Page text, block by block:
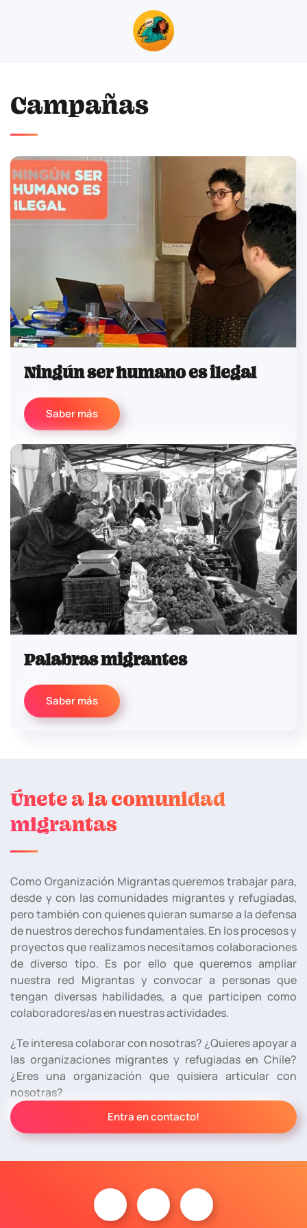
Skip to main content
Campañas
Ningún ser humano es ilegal
Saber más
Palabras migrantes
Saber más
Únete a la comunidad
migrantas
Como Organización Migrantas queremos trabajar para,
desde y con las comunidades migrantes y refugiadas,
pero también con quienes quieran sumarse a la defensa
de nuestros derechos fundamentales. En los procesos y
proyectos que realizamos necesitamos colaboraciones
de diverso tipo. Es por ello que queremos ampliar
nuestra red Migrantas y convocar a personas que
tengan diversas habilidades, a que participen como
colaboradores/as en nuestras actividades.
¿Te interesa colaborar con nosotras? ¿Quieres apoyar a
las organizaciones migrantes y refugiadas en Chile?
¿Eres una organización que quisiera articular con
nosotras?
Entra en contacto!